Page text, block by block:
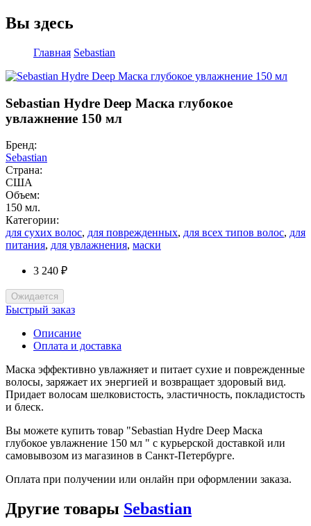
Вы здесь
Главная Sebastian
Sebastian Hydre Deep Маска глубокое
увлажнение 150 мл
Бренд:
Sebastian
Страна:
США
Объем:
150 мл.
Категории:
для сухих волос, для поврежденных, для всех типов волос, для
питания, для увлажнения, маски
3 240 ₽
Ожидается
Быстрый заказ
Описание
Оплата и доставка
Маска эффективно увлажняет и питает сухие и поврежденные
волосы, заряжает их энергией и возвращает здоровый вид.
Придает волосам шелковистость, эластичность, покладистость
и блеск.
Вы можете купить товар "Sebastian Hydre Deep Маска
глубокое увлажнение 150 мл " с курьерской доставкой или
самовывозом из магазинов в Санкт-Петербурге.
Оплата при получении или онлайн при оформлении заказа.
Другие товары Sebastian